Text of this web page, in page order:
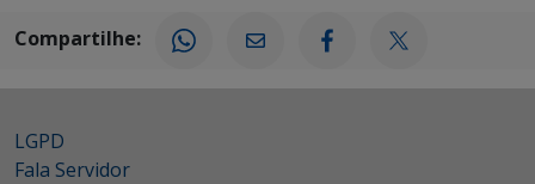
Compartilhe:
LGPD
Fala Servidor